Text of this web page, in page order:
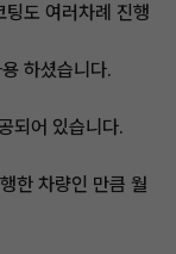
도 여러차례 진행
하셨습니다.
되어 있습니다.
한 차량인 만큼 월